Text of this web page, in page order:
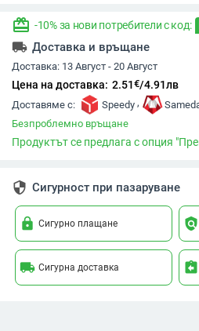
redeem -10% за нови потребители с код:
local_shipping Доставка и връщане
Доставка: 13 Август - 20 Август
Цена на доставка: 2.51€/4.91лв
Доставяме с: Speedy ,
Безпроблемно връщане
Продуктът се предлага с опция
security Сигурност при пазаруване
lock Сигурно плащане policy
local_shipping Сигурна доставка assignment_return